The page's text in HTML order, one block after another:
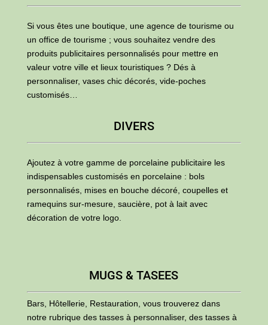
Si vous êtes une boutique, une agence de tourisme ou
un office de tourisme ; vous souhaitez vendre des
produits publicitaires personnalisés pour mettre en
valeur votre ville et lieux touristiques ? Dés à
personnaliser, vases chic décorés, vide-poches
customisés…
DIVERS
Ajoutez à votre gamme de porcelaine publicitaire les
indispensables customisés en porcelaine : bols
personnalisés, mises en bouche décoré, coupelles et
ramequins sur-mesure, saucière, pot à lait avec
décoration de votre logo.
MUGS & TASEES
Bars, Hôtellerie, Restauration, vous trouverez dans
notre rubrique des tasses à personnaliser, des tasses à